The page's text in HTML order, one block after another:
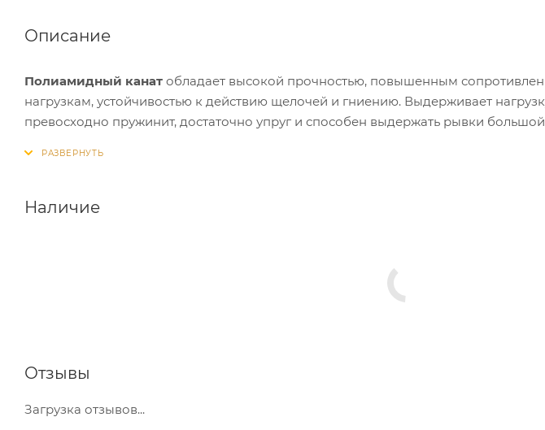
Описание
Полиамидный канат обладает высокой прочностью, повышенным
нагрузкам, устойчивостью к действию щелочей и гниению. Выдерживает
превосходно пружинит, достаточно упруг и способен выдержать рывки
Наличие
Отзывы
Загрузка отзывов...